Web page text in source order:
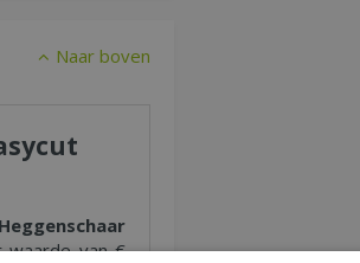
Naar boven
waarde van €